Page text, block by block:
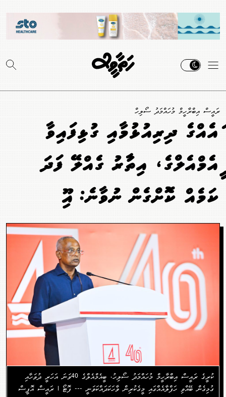
ރައީސް އިބްރާހީމް މުހައްމަދު ސޯލިހް
ބައެއްގެ ދިރިއުޅުމާއި ގުޅިފައިވާ
ބީއެމްއެލްގެ، އިތުބާރު ގެއްލޭ ފަދަ
ކަމެއް ކޮށްގެން ނުވާނެ: އިބޫ
ކުރީގެ ރައީސް އިބްރާހީމް މުހައްމަދު ސޯލިހު، ބީއެމްއެލްގެ 40ވަނަ އަހަރީ ދުވަހާއި
ގުޅިގެން ބޭއްވި ހަފްލާއެއްގައި މީގެކުރިން ވާހަކަދައްކަވަނީ --- ފޮޓޯ | ރައީސް އޮފީސް